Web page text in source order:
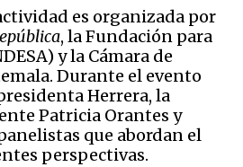
es organizada por
, la Fundación para
y la Cámara de
Durante el evento
Herrera, la
Patricia Orantes y
que abordan el
perspectivas.